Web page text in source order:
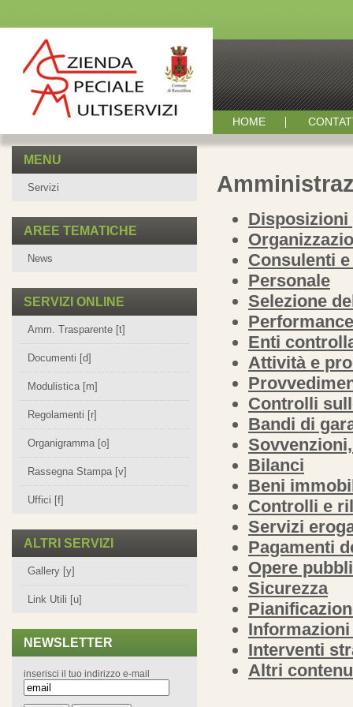
HOME
MENU
Servizi
AREE TEMATICHE
News
SERVIZI ONLINE
Amm. Trasparente [t]
Documenti [d]
Modulistica [m]
Regolamenti [r]
Organigramma [o]
Rassegna Stampa [v]
Uffici [f]
ALTRI SERVIZI
Gallery [y]
Link Utili [u]
NEWSLETTER
inserisci il tuo indirizzo e-mail
Disposizioni
Consulenti
Personale
Selezione
Performance
Enti
Attività e
Controlli
Bandi di
Bilanci
Beni
Controlli e
Servizi
Pagamenti
Opere
Sicurezza
Interventi
Altri